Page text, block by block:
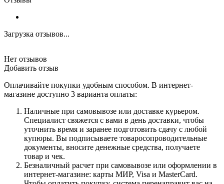
Загрузка отзывов...
Нет отзывов
Добавить отзыв
Оплачивайте покупки удобным способом. В интернет-
магазине доступно 3 варианта оплаты:
Наличные при самовывозе или доставке курьером.
Специалист свяжется с вами в день доставки, чтобы
уточнить время и заранее подготовить сдачу с любой
купюры. Вы подписываете товаросопроводительные
документы, вносите денежные средства, получаете
товар и чек.
Безналичный расчет при самовывозе или оформлении в
интернет-магазине: карты МИР, Visa и MasterCard.